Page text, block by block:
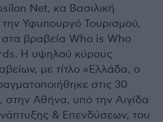
Net, κα Βασιλική
Υφυπουργό Τουρισμού,
βραβεία Who is Who
Η υψηλού κύρους
με τίτλο «Ελλάδα, ο
στις 30
στην Αθήνα, υπό την Αιγίδα
& Επενδύσεων, του